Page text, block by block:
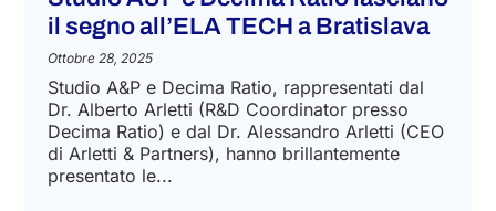
LABOUR LAW
Studio A&P e Decima Ratio lasciano
il segno all’ELA TECH a Bratislava
Ottobre 28, 2025
Studio A&P e Decima Ratio, rappresentati dal
Dr. Alberto Arletti (R&D Coordinator presso